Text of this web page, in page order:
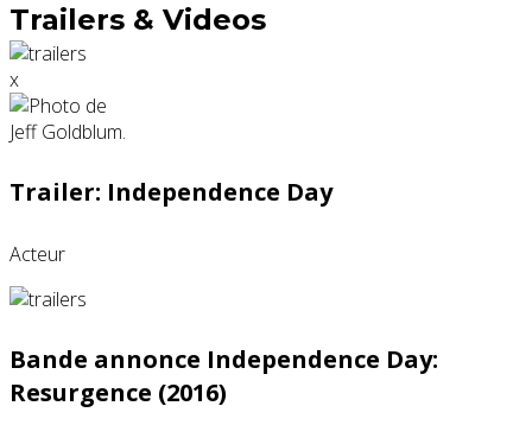
Trailers & Videos
x
Trailer: Independence Day
Acteur
Bande annonce Independence Day:
Resurgence (2016)